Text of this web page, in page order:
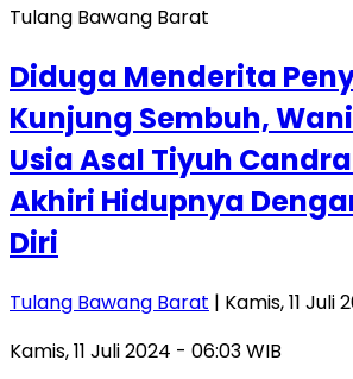
Tulang Bawang Barat
Diduga Menderita
Kunjung Sembuh,
Usia Asal Tiyuh
Akhiri Hidupnya
Diri
Tulang Bawang Barat | Kamis, 11 Juli
Kamis, 11 Juli 2024 - 06:03 WIB